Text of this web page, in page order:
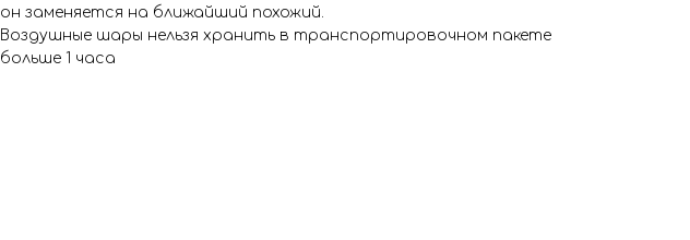
он заменяется на ближайший похожий.
Воздушные шары нельзя хранить в транспортировочном пакете
больше 1 часа